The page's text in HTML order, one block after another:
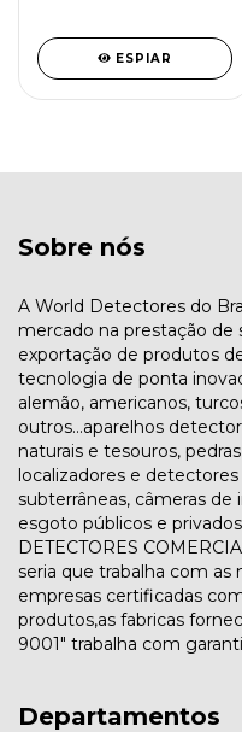
ESPIAR
Sobre nós
A World Detectores do
mercado na prestação de
exportação de produtos
tecnologia de ponta
alemão, americanos,
outros...aparelhos
naturais e tesouros,
localizadores e
subterrâneas, câmeras de
esgoto públicos e
DETECTORES
seria que trabalha com
empresas certificadas
produtos,as fabricas
9001" trabalha com
Departamentos